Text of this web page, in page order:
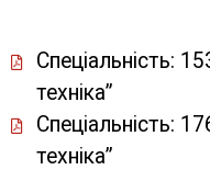
Спеціальність:
техніка”
Спеціальність:
техніка”